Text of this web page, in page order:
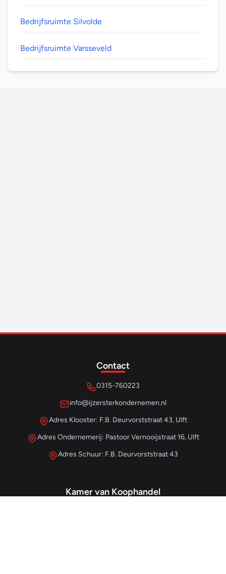
Bedrijfsruimte Silvolde
Bedrijfsruimte Varsseveld
Contact
0315-760223
info@ijzersterkondernemen.nl
Adres Klooster: F.B. Deurvorststraat 43, Ulft
Adres Ondernemerij: Pastoor Vernooijstraat 16, Ulft
Adres Schuur: F.B. Deurvorststraat 43
Kamer van Koophandel